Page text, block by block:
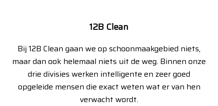
12B Clean
Bij 12B Clean gaan we op schoonmaakgebied niets,
maar dan ook helemaal niets uit de weg. Binnen onze
drie divisies werken intelligente en zeer goed
opgeleide mensen die exact weten wat er van hen
verwacht wordt.